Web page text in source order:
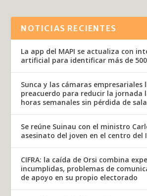
NOTICIAS RECIENTES
La app del MAPI se actualiza con
artificial para identificar más de
Sunca y las cámaras empresariales
preacuerdo para reducir la jornada
horas semanales sin pérdida de
Se reúne Suinau con el ministro
asesinato del joven en el centro del
CIFRA: la caída de Orsi combina
incumplidas, problemas de
de apoyo en su propio electorado